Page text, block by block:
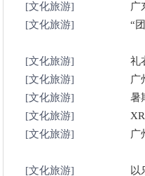
[文化旅游]
广
[文化旅游]
“
[文化旅游]
礼
[文化旅游]
广
[文化旅游]
暑
[文化旅游]
[文化旅游]
广
[文化旅游]
以